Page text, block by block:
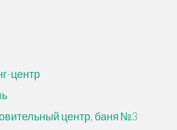
центр
центр, баня №3